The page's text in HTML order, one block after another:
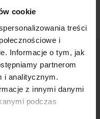
cookie
treści
i
Informacje o tym, jak
partnerom
i analitycznym.
z innymi danymi
podczas